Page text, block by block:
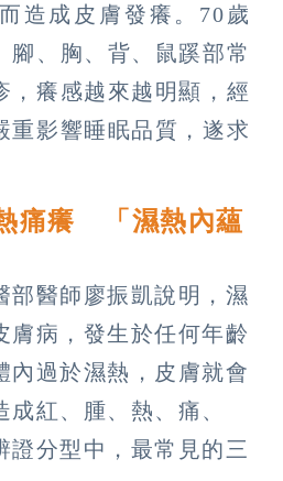
造成皮膚發癢。70歲
腳、胸、背、鼠蹊部常
，癢感越來越明顯，經
重影響睡眠品質，遂求
痛癢 「濕熱內蘊
部醫師廖振凱說明，濕
膚病，發生於任何年齡
內過於濕熱，皮膚就會
紅、腫、熱、痛、
證分型中，最常見的三